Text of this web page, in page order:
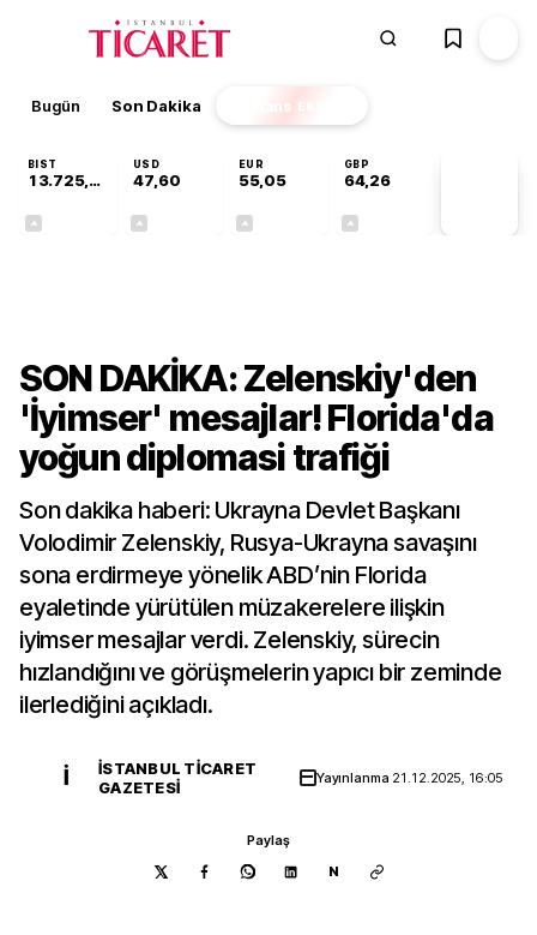
Bugün Son Dakika Finans EKSTRA
BIST
13.725,19
USD
47,60
EUR
55,05
GBP
64,26
SON DAKİKA: Zelenskiy'den
'İyimser' mesajlar! Florida'da
yoğun diplomasi trafiği
Son dakika haberi: Ukrayna Devlet Başkanı
Volodimir Zelenskiy, Rusya-Ukrayna savaşını
sona erdirmeye yönelik ABD’nin Florida
eyaletinde yürütülen müzakerelere ilişkin
iyimser mesajlar verdi. Zelenskiy, sürecin
hızlandığını ve görüşmelerin yapıcı bir zeminde
ilerlediğini açıkladı.
İ
İSTANBUL TICARET
GAZETESI
Yayınlanma 21.12.2025, 16:05
Paylaş
N